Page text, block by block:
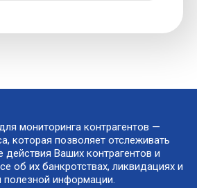
мониторинга контрагентов —
которая позволяет отслеживать
действия Ваших контрагентов и
об их банкротствах, ликвидациях и
полезной информации.